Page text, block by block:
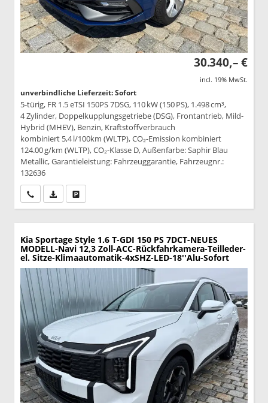
30.340,– €
incl. 19% MwSt.
unverbindliche Lieferzeit: Sofort
5-türig, FR 1.5 eTSI 150PS 7DSG, 110 kW (150 PS), 1.498 cm³,
4 Zylinder, Doppelkupplungsgetriebe (DSG), Frontantrieb, Mild-
Hybrid (MHEV), Benzin, Kraftstoffverbrauch
kombiniert 5,4 l/100km (WLTP), CO₂-Emission kombiniert
124.00 g/km (WLTP), CO₂-Klasse D, Außenfarbe: Saphir Blau
Metallic, Garantieleistung: Fahrzeuggarantie, Fahrzeugnr.:
132636
Wir rufen Sie anPDF-Datei, Fahrzeugexposé drucken
Kia Sportage Style 1.6 T-GDI 150 PS 7DCT-NEUES
MODELL-Navi 12,3 Zoll-ACC-Rückfahrkamera-Teilleder-
el. Sitze-Klimaautomatik-4xSHZ-LED-18''Alu-Sofort